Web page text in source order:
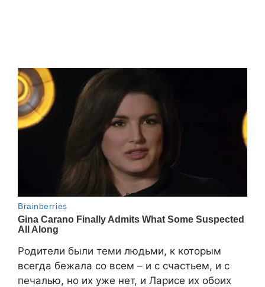
Родители были теми людьми, к которым
всегда бежала со всем – и с счастьем, и с
печалью, но их уже нет, и Ларисе их обоих